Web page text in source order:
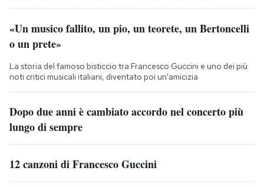
«Un musico fallito, un pio, un teorete, un Bertoncelli
o un prete»
La storia del famoso bisticcio tra Francesco Guccini e uno dei più
noti critici musicali italiani, diventato poi un'amicizia
Dopo due anni è cambiato accordo nel concerto più
lungo di sempre
12 canzoni di Francesco Guccini